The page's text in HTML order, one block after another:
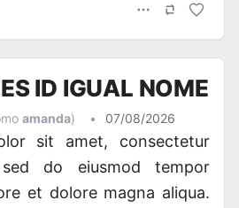
ID IGUAL NOME
amanda) • 07/08/2026
sit amet, consectetur
do eiusmod tempor
et dolore magna aliqua.